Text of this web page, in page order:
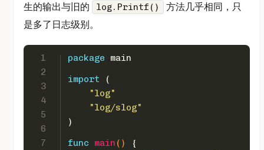
生的输出与旧的
log.Printf()
方法几乎相同，只
是多了日志级别。
1
2
3
4
5
6
7
package main
import (
"log"
"log/slog"
)
func
main ()
{